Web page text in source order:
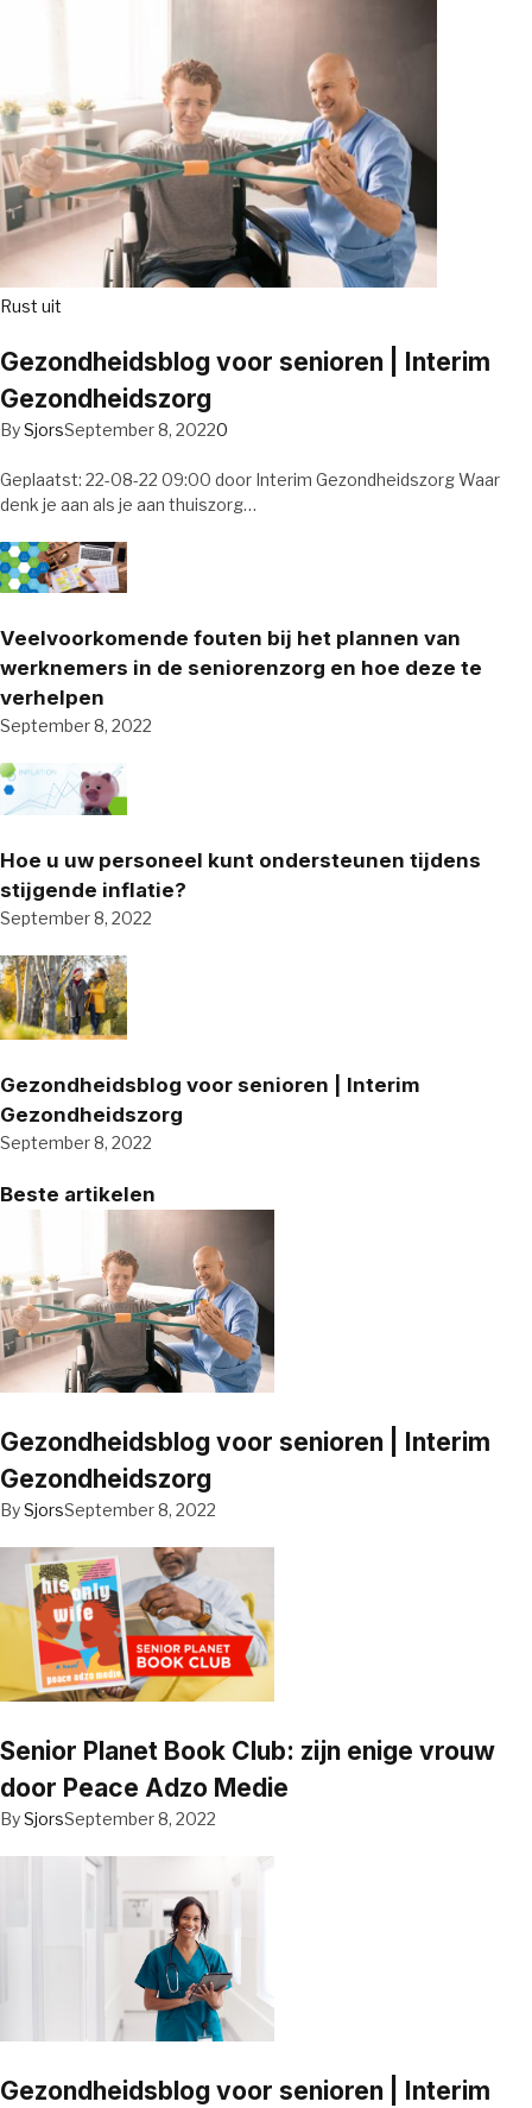
Rust uit
Gezondheidsblog voor senioren | Interim
Gezondheidszorg
BySjorsSeptember 8, 20220
Geplaatst: 22-08-22 09:00 door Interim Gezondheidszorg Waar
denk je aan als je aan thuiszorg…
Veelvoorkomende fouten bij het plannen van
werknemers in de seniorenzorg en hoe deze te
verhelpen
September 8, 2022
Hoe u uw personeel kunt ondersteunen tijdens
stijgende inflatie?
September 8, 2022
Gezondheidsblog voor senioren | Interim
Gezondheidszorg
September 8, 2022
Beste artikelen
Gezondheidsblog voor senioren | Interim
Gezondheidszorg
BySjorsSeptember 8, 2022
Senior Planet Book Club: zijn enige vrouw
door Peace Adzo Medie
BySjorsSeptember 8, 2022
Gezondheidsblog voor senioren | Interim